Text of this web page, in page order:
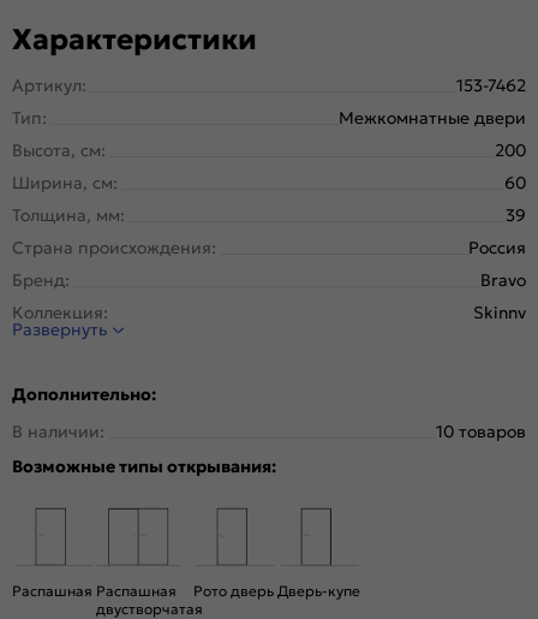
Характеристики
Артикул:
153-7462
Тип:
Межкомнатные двери
Высота, см:
200
Ширина, см:
60
Толщина, мм:
39
Страна происхождения:
Россия
Бренд:
Bravo
Коллекция:
Skinny
Стиль:
Система открывания:
Конструкция двери:
Скиновая
Цвет:
Общий цвет:
Декор:
Развернуть
Дополнительно:
В наличии:
10 товаров
Возможные типы открывания:
Распашная Распашная
двустворчатая
Рото дверь Дверь-купе